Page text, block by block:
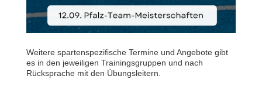
Weitere spartenspezifische Termine und Angebote gibt
es in den jeweiligen Trainingsgruppen und nach
Rücksprache mit den Übungsleitern.